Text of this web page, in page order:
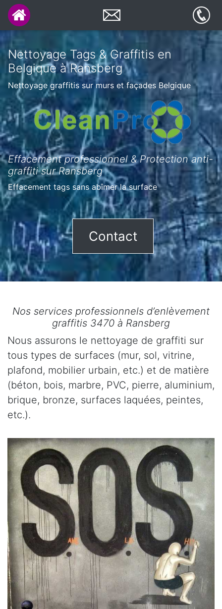
Nettoyage Tags & Graffitis en
Belgique à Ransberg
Nettoyage graffitis sur murs et façades Belgique
Effacement professionnel & Protection anti-
graffiti sur Ransberg
Effacement tags sans abîmer la surface
Contact
Nos services professionnels d’enlèvement
graffitis 3470 à Ransberg
Nous assurons le nettoyage de graffiti sur
tous types de surfaces (mur, sol, vitrine,
plafond, mobilier urbain, etc.) et de matière
(béton, bois, marbre, PVC, pierre, aluminium,
brique, bronze, surfaces laquées, peintes,
etc.).